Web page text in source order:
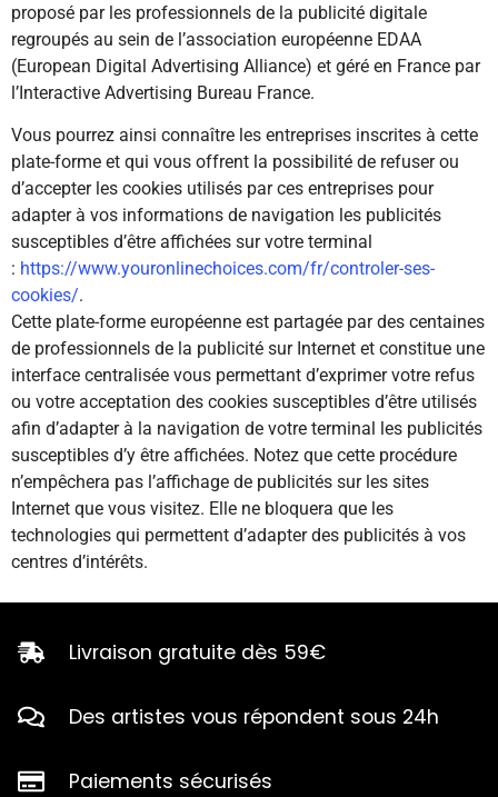
proposé par les professionnels de la publicité digitale
regroupés au sein de l’association européenne EDAA
(European Digital Advertising Alliance) et géré en France par
l’Interactive Advertising Bureau France.
Vous pourrez ainsi connaître les entreprises inscrites à cette
plate-forme et qui vous offrent la possibilité de refuser ou
d’accepter les cookies utilisés par ces entreprises pour
adapter à vos informations de navigation les publicités
susceptibles d’être affichées sur votre terminal
: https://www.youronlinechoices.com/fr/controler-ses-
cookies/.
Cette plate-forme européenne est partagée par des centaines
de professionnels de la publicité sur Internet et constitue une
interface centralisée vous permettant d’exprimer votre refus
ou votre acceptation des cookies susceptibles d’être utilisés
afin d’adapter à la navigation de votre terminal les publicités
susceptibles d’y être affichées. Notez que cette procédure
n’empêchera pas l’affichage de publicités sur les sites
Internet que vous visitez. Elle ne bloquera que les
technologies qui permettent d’adapter des publicités à vos
centres d’intérêts.
Livraison gratuite dès 59€
Des artistes vous répondent sous 24h
Paiements sécurisés